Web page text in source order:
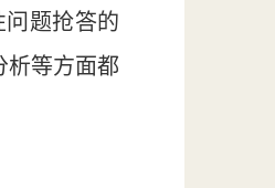
问题抢答的
析等方面都